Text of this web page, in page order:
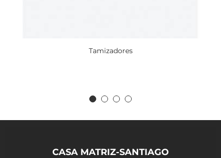
Tamizadores
CASA MATRIZ-SANTIAGO